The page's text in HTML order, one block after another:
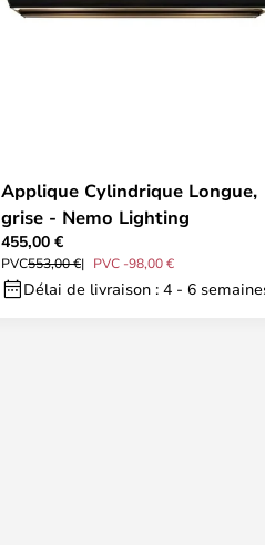
Applique Cylindrique Longue,
grise - Nemo Lighting
455,00 €
PVC553,00 € PVC -98,00 €
Délai de livraison : 4 - 6